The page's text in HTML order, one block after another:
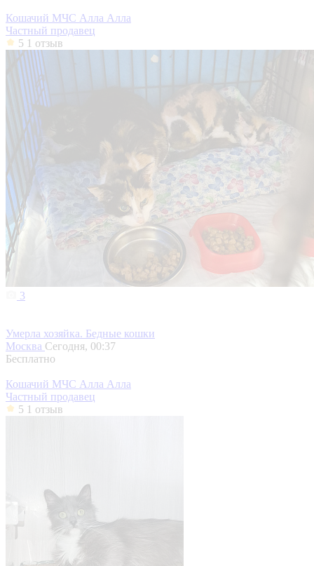
Кошачий МЧС Алла Алла
Частный продавец
5 1 отзыв
3
Умерла хозяйка. Бедные кошки
Москва Сегодня, 00:37
Бесплатно
Кошачий МЧС Алла Алла
Частный продавец
5 1 отзыв